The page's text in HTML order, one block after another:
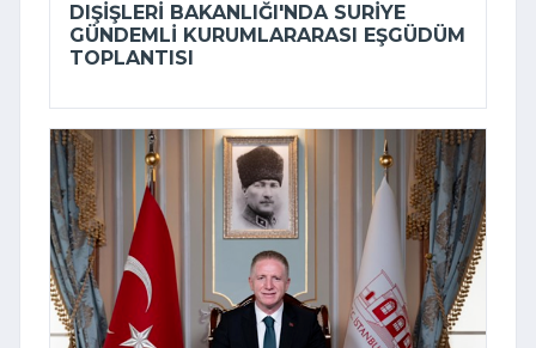
DIŞIŞLERI BAKANLIĞI'NDA SURIYE
GÜNDEMLI KURUMLARARASI EŞGÜDÜM
TOPLANTISI